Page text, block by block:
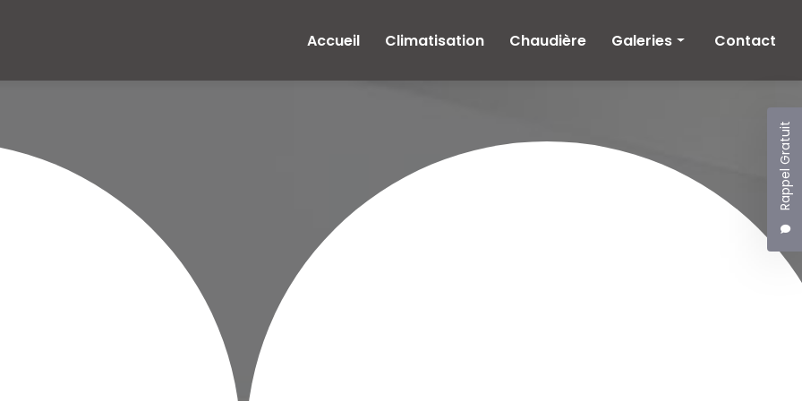
Rappel Gratuit
Accueil
Climatisation Chaudière Galeries Contact